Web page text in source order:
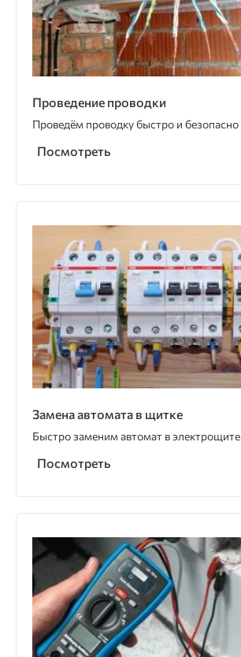
Проведение проводки
Проведём проводку быстро и безопасно
Посмотреть
Замена автомата в щитке
Быстро заменим автомат в электрощите
Посмотреть